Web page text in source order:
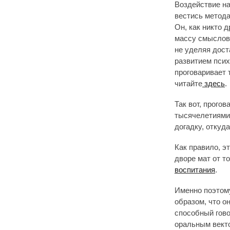
Воздействие
вестись
Он, как никто
массу
не уделяя
развитием
читайте здесь.
Так вот,
догадку,
Как правило,
дворе мат от
воспитания.
Именно
образом, что
способный
оральным